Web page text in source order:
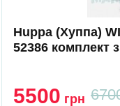
Huppa (Хуппа)
52386 комплект
5500 грн